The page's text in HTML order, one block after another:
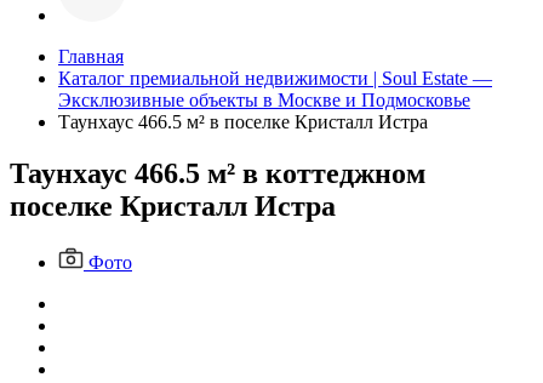
Главная
Каталог премиальной недвижимости | Soul Estate —
Эксклюзивные объекты в Москве и Подмосковье
Таунхаус 466.5 м² в поселке Кристалл Истра
Таунхаус 466.5 м² в коттеджном
поселке Кристалл Истра
Фото